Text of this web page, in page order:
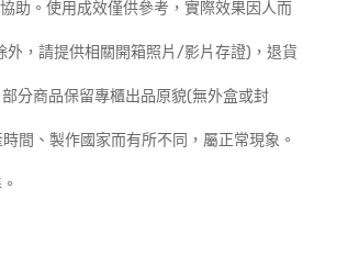
助。使用成效僅供參考，實際效果因人而
，請提供相關開箱照片/影片存證)，退貨
分商品保留專櫃出品原貌(無外盒或封
間、製作國家而有所不同，屬正常現象。